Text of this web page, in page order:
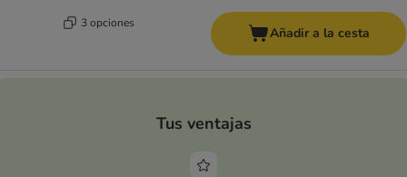
3 opciones
Añadir a la cesta
Tus ventajas